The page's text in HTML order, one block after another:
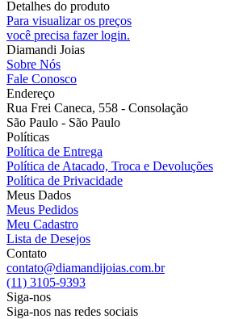
Detalhes do produto
Para visualizar os preços
você precisa fazer login.
Diamandi Joias
Sobre Nós
Fale Conosco
Endereço
Rua Frei Caneca, 558 - Consolação
São Paulo - São Paulo
Políticas
Política de Entrega
Política de Atacado, Troca e Devoluções
Política de Privacidade
Meus Dados
Meus Pedidos
Meu Cadastro
Lista de Desejos
Contato
contato@diamandijoias.com.br
(11) 3105-9393
Siga-nos
Siga-nos nas redes sociais